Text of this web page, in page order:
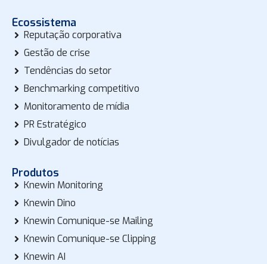
Ecossistema
Reputação corporativa
Gestão de crise
Tendências do setor
Benchmarking competitivo
Monitoramento de mídia
PR Estratégico
Divulgador de notícias
Produtos
Knewin Monitoring
Knewin Dino
Knewin Comunique-se Mailing
Knewin Comunique-se Clipping
Knewin AI